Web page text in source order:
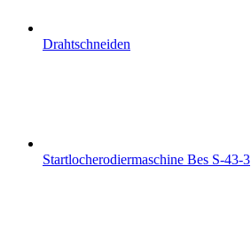
Drahtschneiden
Startlocherodiermaschine Bes S-43-3